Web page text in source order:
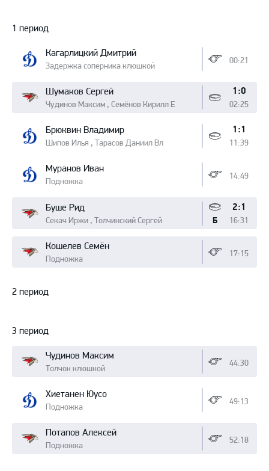
Протокол
1 период
Кагарлицкий Дмитрий
Задержка соперника клюшкой
00:21
Шумаков Сергей
Чудинов Максим , Семёнов Кирилл Е
1:0
02:25
Брюквин Владимир
Шипов Илья , Тарасов Даниил Вл
1:1
11:39
Муранов Иван
Подножка
14:49
Буше Рид
Секач Иржи , Толчинский Сергей
2:1
16:31
Б
Кошелев Семён
Подножка
17:15
2 период
3 период
Чудинов Максим
Толчок клюшкой
44:30
Хиетанен Юусо
Подножка
49:13
Потапов Алексей
Подножка
52:18